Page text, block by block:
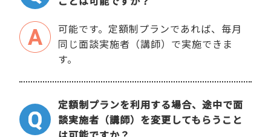
可能です。定額制プランであれば、毎月
同じ面談実施者（講師）で実施できま
す。
定額制プランを利用する場合、途中で面
談実施者（講師）を変更してもらうこと